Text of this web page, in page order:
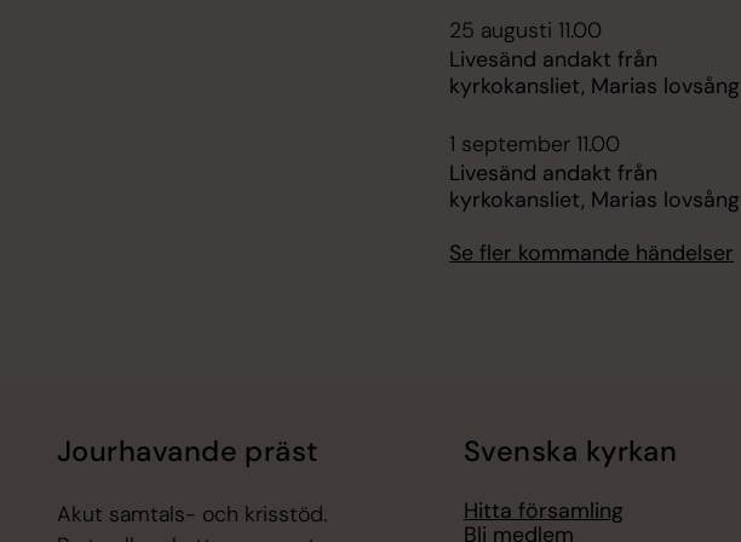
25 augusti 11.00
Livesänd andakt från
kyrkokansliet, Marias lovsång
1 september 11.00
Livesänd andakt från
kyrkokansliet, Marias lovsång
Se fler kommande händelser
Jourhavande präst
Akut samtals- och krisstöd.
Svenska kyrkan
Hitta församling
Bli medlem